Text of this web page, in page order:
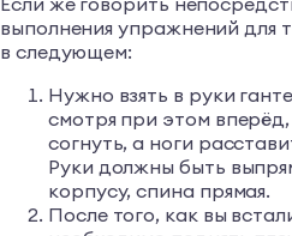
выполнения упражнений для
в следующем:
Нужно взять в руки
смотря при этом
согнуть, а ноги
Руки должны быть
корпусу, спина прямая.
После того, как вы